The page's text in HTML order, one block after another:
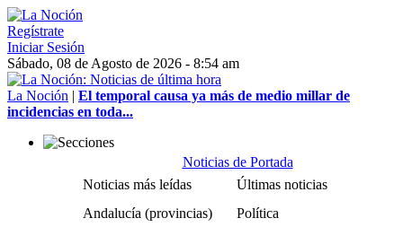
Regístrate
Iniciar Sesión
Sábado, 08 de Agosto de 2026 - 8:54 am
La Noción | El temporal causa ya más de medio millar de
incidencias en toda...
Noticias de Portada
Noticias más leídas
Últimas noticias
Andalucía (provincias)
Política